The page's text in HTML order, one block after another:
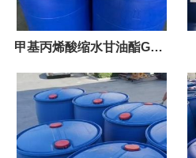
甲基丙烯酸缩水甘油酯GMA
国产和进口货源